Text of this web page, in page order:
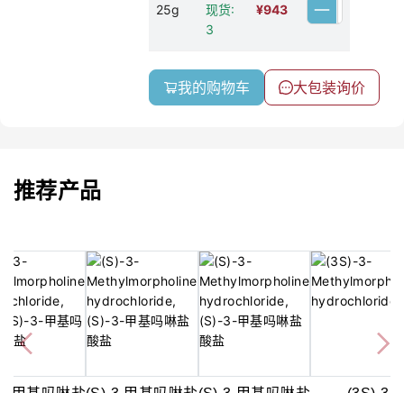
25g
现货:
3
¥943
我的购物车 大包装询价
推荐产品